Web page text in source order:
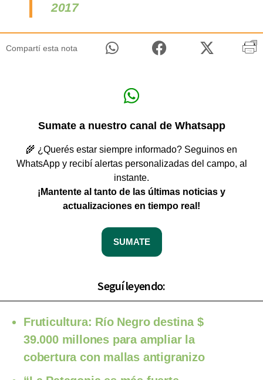
2017
Compartí esta nota
Sumate a nuestro canal de Whatsapp
🌾 ¿Querés estar siempre informado? Seguinos en
WhatsApp y recibí alertas personalizadas del campo, al
instante.
¡Mantente al tanto de las últimas noticias y
actualizaciones en tiempo real!
SUMATE
Seguí leyendo:
Fruticultura: Río Negro destina $
39.000 millones para ampliar la
cobertura con mallas antigranizo